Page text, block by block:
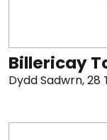
Billericay
Dydd Sadwrn,